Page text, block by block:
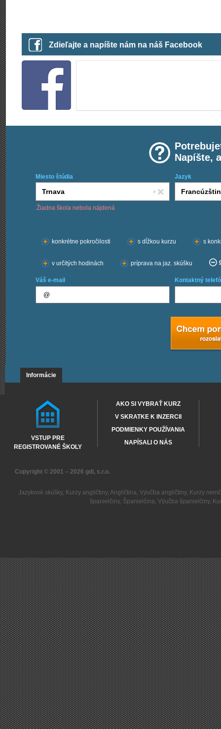
Zdieľajte a napíšte nám na náš Facebook
Napíšte,
Miesto štúdia Jazyk
Žiadna škola nebola nájdená
konkrétne pokročilosti
s dĺžkou kurzu s
v určitých hodinách príprava na jaz. skúšku
Váš e-mail Kontaktný
Informácie
VSTUP PRE
REGISTROVANÉ ŠKOLY
AKO SI VYBRAŤ KURZ
V SKRATKE K INZERCII
PODMIENKY POUŽÍVANIA
NAPÍSALI O NÁS
Copyright © 2001 – 2026 gdi, s.r.o.
Jazykové skúšky, Kurzy angličtiny, Angličtina, Výučba angličtiny, Kurzy
španielčiny, Španielčina, Výučba španielčiny,